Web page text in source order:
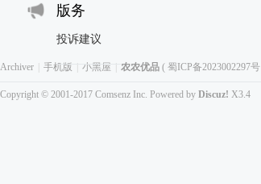
版务
投诉建议
Archiver 手机版 小黑屋 农农优品 ( 蜀ICP备2023002297号
Copyright © 2001-2017 Comsenz Inc. Powered by Discuz! X3.4